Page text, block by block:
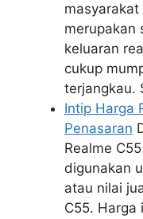
merupakan
keluaran
cukup
terjangkau.
Intip Harga
Penasaran
Realme
digunakan
atau nilai
C55. Harga